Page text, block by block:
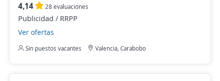
4,14 28 evaluaciones
Publicidad / RRPP
Ver ofertas
Sin puestos vacantes Valencia, Carabobo